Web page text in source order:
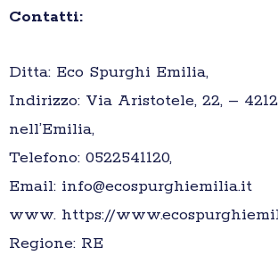
Contatti:
Ditta: Eco Spurghi Emilia,
Indirizzo: Via Aristotele, 22, –
nell’Emilia,
Telefono: 0522541120,
Email: info@ecospurghiemilia.it
www. https://
Regione: RE